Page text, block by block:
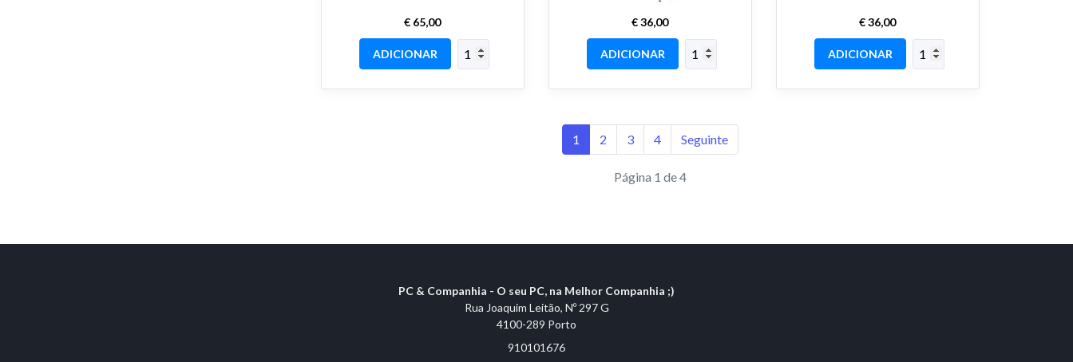
€ 65,00
ADICIONAR
€ 36,00
ADICIONAR
€ 36,00
ADICIONAR
1 2 3 4 Seguinte
Página 1 de 4
PC & Companhia - O seu PC, na Melhor Companhia ;)
Rua Joaquim Leitão, Nº 297 G
4100-289 Porto
910101676